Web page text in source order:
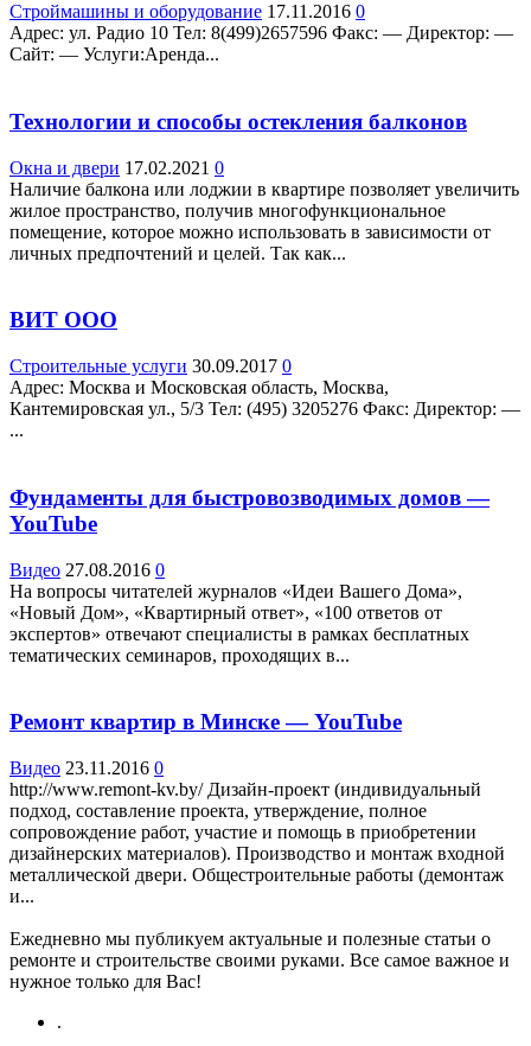
Строймашины и оборудование 17.11.2016 0
Адрес: ул. Радио 10 Teл: 8(499)2657596 Факс: — Директор: —
Сайт: — Услуги:Аренда...
Технологии и способы остекления балконов
Окна и двери 17.02.2021 0
Наличие балкона или лоджии в квартире позволяет увеличить
жилое пространство, получив многофункциональное
помещение, которое можно использовать в зависимости от
личных предпочтений и целей. Так как...
ВИТ ООО
Строительные услуги 30.09.2017 0
Адрес: Москва и Московская область, Москва,
Кантемировская ул., 5/3 Teл: (495) 3205276 Факс: Директор: —
...
Фундаменты для быстровозводимых домов —
YouTube
Видео 27.08.2016 0
На вопросы читателей журналов «Идеи Вашего Дома»,
«Новый Дом», «Квартирный ответ», «100 ответов от
экспертов» отвечают специалисты в рамках бесплатных
тематических семинаров, проходящих в...
Ремонт квартир в Минске — YouTube
Видео 23.11.2016 0
http://www.remont-kv.by/ Дизайн-проект (индивидуальный
подход, составление проекта, утверждение, полное
сопровождение работ, участие и помощь в приобретении
дизайнерских материалов). Производство и монтаж входной
металлической двери. Общестроительные работы (демонтаж
и...
Ежедневно мы публикуем актуальные и полезные статьи о
ремонте и строительстве своими руками. Все самое важное и
нужное только для Вас!
.